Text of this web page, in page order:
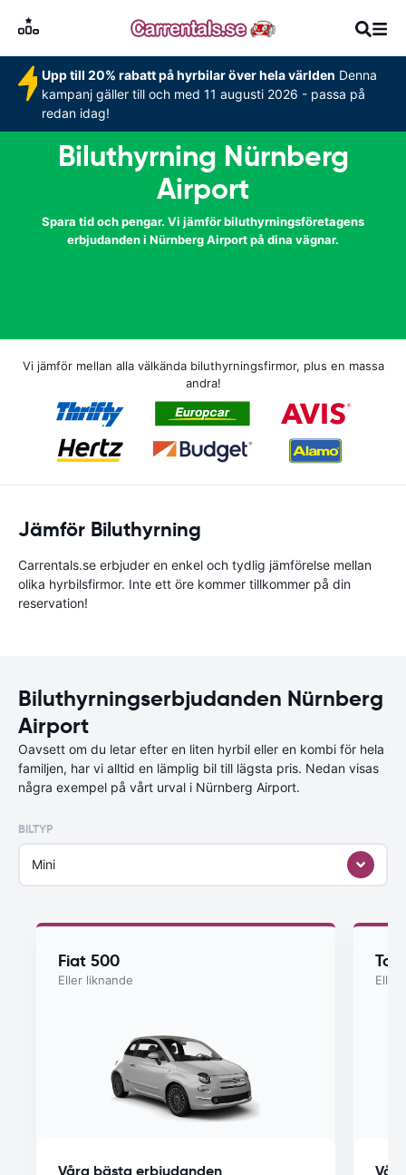
Upp till 20% rabatt på hyrbilar över hela världen Denna
kampanj gäller till och med 11 augusti 2026 - passa på
redan idag!
Biluthyrning Nürnberg
Airport
Spara tid och pengar. Vi jämför biluthyrningsföretagens
erbjudanden i Nürnberg Airport på dina vägnar.
Vi jämför mellan alla välkända biluthyrningsfirmor, plus en massa
andra!
Jämför Biluthyrning
Carrentals.se erbjuder en enkel och tydlig jämförelse mellan
olika hyrbilsfirmor. Inte ett öre kommer tillkommer på din
reservation!
Biluthyrningserbjudanden Nürnberg
Airport
Oavsett om du letar efter en liten hyrbil eller en kombi för hela
familjen, har vi alltid en lämplig bil till lägsta pris. Nedan visas
några exempel på vårt urval i Nürnberg Airport.
BILTYP
Mini
Fiat 500
Eller liknande
Våra bästa erbjudanden
Eller